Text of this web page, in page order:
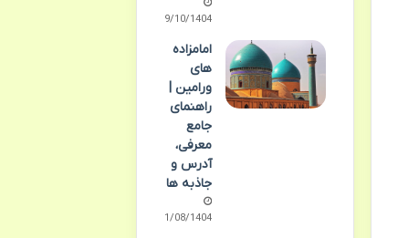
09/10/1404
امامزاده
های
ورامین |
راهنمای
جامع
معرفی،
آدرس و
جاذبه ها
11/08/1404